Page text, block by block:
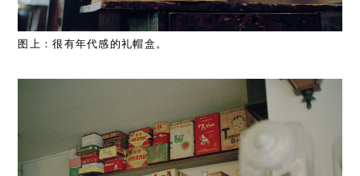
图上：很有年代感的礼帽盒。